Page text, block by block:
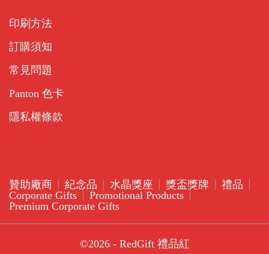
印刷方法
訂購須知
常見問題
Panton 色卡
隱私權條款
贊助廠商 紀念品 水晶獎座 獎盃獎牌
禮品
Corporate Gifts
Promotional Products
Premium Corporate Gifts
©2026 - RedGift 禮品紅